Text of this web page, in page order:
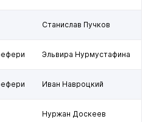
Станислав Пучков
Эльвира Нурмустафина
Иван Навроцкий
Нуржан Доскеев